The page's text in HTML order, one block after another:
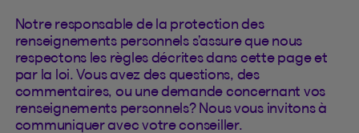
Notre responsable de la protection des
renseignements personnels s’assure que nous
respectons les règles décrites dans cette page et
par la loi. Vous avez des questions, des
commentaires, ou une demande concernant vos
renseignements personnels? Nous vous invitons à
communiquer avec votre conseiller.